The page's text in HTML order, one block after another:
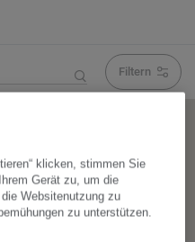
Filtern
klicken, stimmen Sie
Gerät zu, um die
Websitenutzung zu
zu unterstützen.